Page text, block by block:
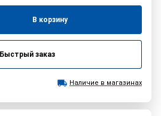
В корзину
Быстрый заказ
Наличие в магазинах